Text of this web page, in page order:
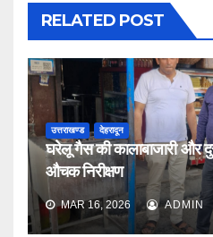
RELATED POST
उत्तराखण्ड देहरादून
घरेलू गैस की कालाबाजारी और
औचक निरीक्षण
MAR 16, 2026 ADMIN